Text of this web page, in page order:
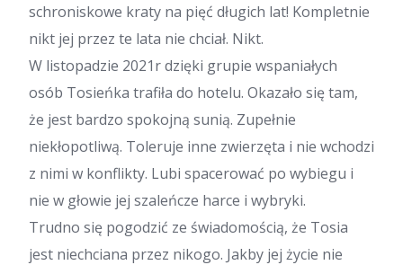
schroniskowe kraty na pięć długich lat! Kompletnie
nikt jej przez te lata nie chciał. Nikt.
W listopadzie 2021r dzięki grupie wspaniałych
osób Tosieńka trafiła do hotelu. Okazało się tam,
że jest bardzo spokojną sunią. Zupełnie
niekłopotliwą. Toleruje inne zwierzęta i nie wchodzi
z nimi w konflikty. Lubi spacerować po wybiegu i
nie w głowie jej szaleńcze harce i wybryki.
Trudno się pogodzić ze świadomością, że Tosia
jest niechciana przez nikogo. Jakby jej życie nie